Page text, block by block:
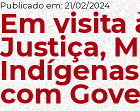
Publicado em:21/02/2024
Em visita
Justiça,
com